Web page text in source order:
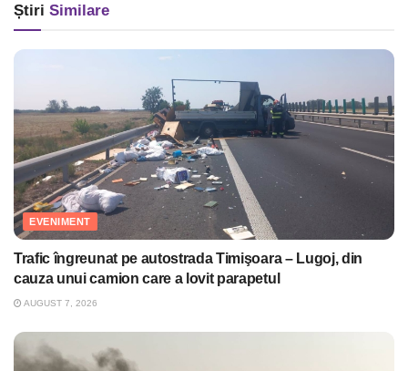
Știri Similare
EVENIMENT
Trafic îngreunat pe autostrada Timişoara – Lugoj, din
cauza unui camion care a lovit parapetul
AUGUST 7, 2026